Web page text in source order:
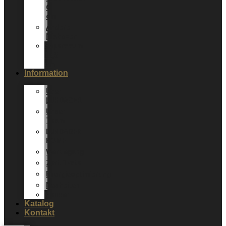
6
cm
Andere
Mixboxen
Information
Über
Unser
Team
HOME
Werdegang
Zertifikate
Energieoptimierung
Neuheiten
Katalog
Kontakt